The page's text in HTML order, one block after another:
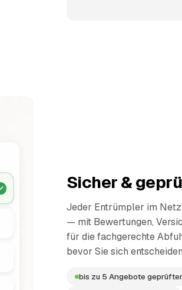
Sicher &
Jeder Entrümpler im
— mit Bewertungen,
für die fachgerechte
bevor Sie sich
bis zu 5 Angebote